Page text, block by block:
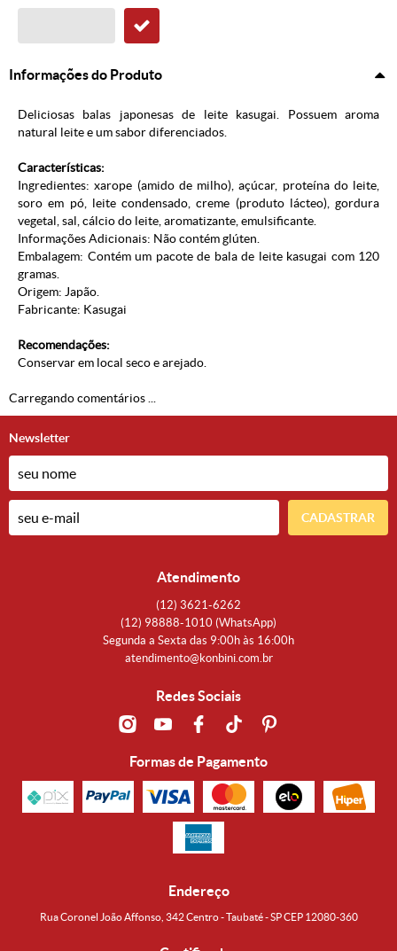
Informações do Produto
Deliciosas balas japonesas de leite kasugai. Possuem aroma
natural leite e um sabor diferenciados.
Características:
Ingredientes: xarope (amido de milho), açúcar, proteína do leite,
soro em pó, leite condensado, creme (produto lácteo), gordura
vegetal, sal, cálcio do leite, aromatizante, emulsificante.
Informações Adicionais: Não contém glúten.
Embalagem: Contém um pacote de bala de leite kasugai com 120
gramas.
Origem: Japão.
Fabricante: Kasugai
Recomendações:
Conservar em local seco e arejado.
Carregando comentários ...
Newsletter
CADASTRAR
Atendimento
(12) 3621-6262
(12) 98888-1010 (WhatsApp)
Segunda a Sexta das 9:00h às 16:00h
atendimento@konbini.com.br
Redes Sociais
Formas de Pagamento
Endereço
Rua Coronel João Affonso, 342 Centro - Taubaté - SP CEP 12080-360